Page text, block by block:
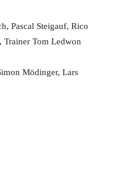
Pascal Steigauf, Rico
Trainer Tom Ledwon
Mödinger, Lars